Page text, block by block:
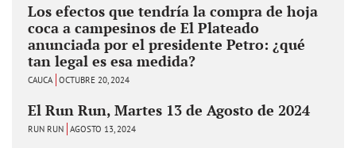
Los efectos que tendría la compra de hoja
coca a campesinos de El Plateado
anunciada por el presidente Petro: ¿qué
tan legal es esa medida?
CAUCA OCTUBRE 20, 2024
El Run Run, Martes 13 de Agosto de 2024
RUN RUN AGOSTO 13, 2024